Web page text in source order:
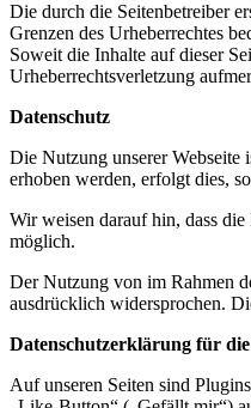
Die durch die Seitenbetreiber
Grenzen des Urheberrechtes
Soweit die Inhalte auf dieser
Urheberrechtsverletzung
Datenschutz
Die Nutzung unserer Webseite
erhoben werden, erfolgt dies,
Wir weisen darauf hin, dass
möglich.
Der Nutzung von im Rahmen
ausdrücklich widersprochen.
Datenschutzerklärung für
Auf unseren Seiten sind